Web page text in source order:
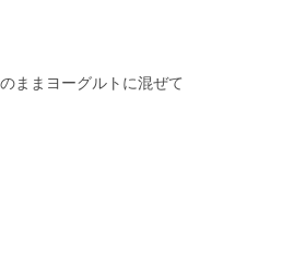
ままヨーグルトに混ぜて